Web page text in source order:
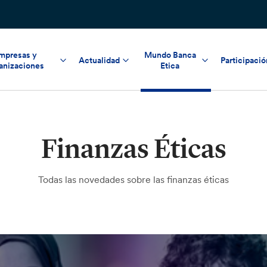
y
Actualidad
Mundo Banca
Etica
Finanzas Éticas
Todas las novedades sobre las finanzas éticas